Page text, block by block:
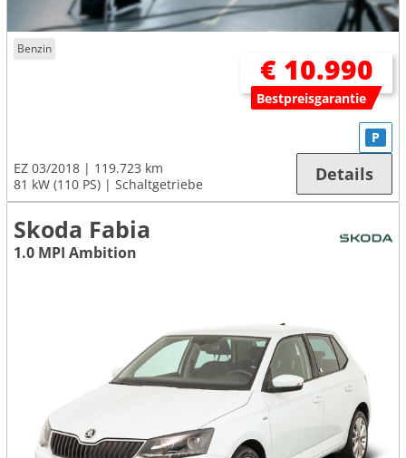
Benzin
€ 10.990
Bestpreisgarantie
EZ 03/2018
119.723 km
81 kW (110 PS)
Schaltgetriebe
P
Details
Skoda Fabia
1.0 MPI Ambition